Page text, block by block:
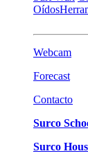
Oídos
Webcam
Forecast
Contacto
Surco
Surco